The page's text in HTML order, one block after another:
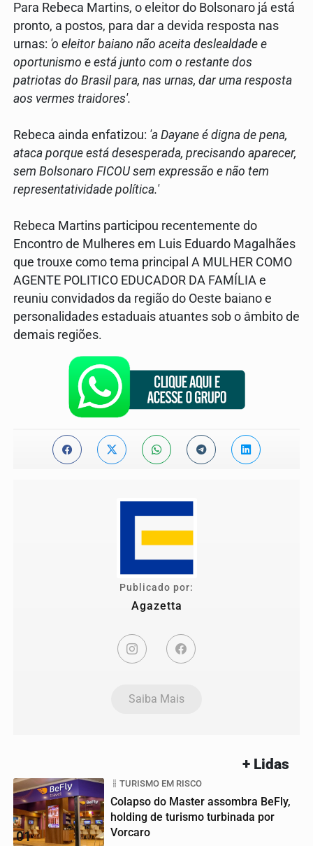
Para Rebeca Martins, o eleitor do Bolsonaro já está
pronto, a postos, para dar a devida resposta nas
urnas: 'o eleitor baiano não aceita deslealdade e
oportunismo e está junto com o restante dos
patriotas do Brasil para, nas urnas, dar uma resposta
aos vermes traidores'.
Rebeca ainda enfatizou: 'a Dayane é digna de pena,
ataca porque está desesperada, precisando aparecer,
sem Bolsonaro FICOU sem expressão e não tem
representatividade política.'
Rebeca Martins participou recentemente do
Encontro de Mulheres em Luis Eduardo Magalhães
que trouxe como tema principal A MULHER COMO
AGENTE POLITICO EDUCADOR DA FAMÍLIA e
reuniu convidados da região do Oeste baiano e
personalidades estaduais atuantes sob o âmbito de
demais regiões.
Publicado por:
Agazetta
Saiba Mais
+ Lidas
01
TURISMO EM RISCO
Colapso do Master assombra BeFly,
holding de turismo turbinada por
Vorcaro